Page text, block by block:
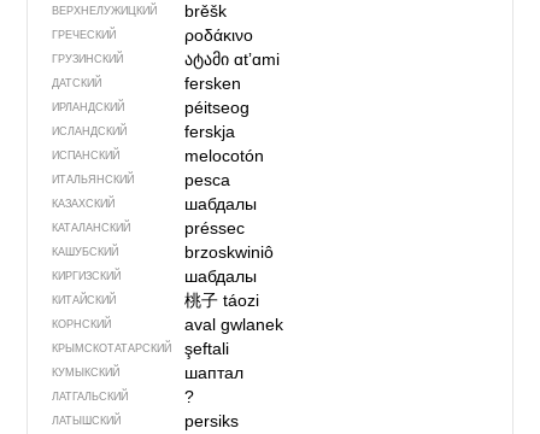
ВЕРХНЕЛУЖИЦКИЙ brěšk
ГРЕЧЕСКИЙ ροδάκινο
ГРУЗИНСКИЙ ატამიɑtʼɑmi
ДАТСКИЙ fersken
ИРЛАНДСКИЙ péitseog
ИСЛАНДСКИЙ ferskja
ИСПАНСКИЙ melocotón
ИТАЛЬЯНСКИЙ pesca
КАЗАХСКИЙ шабдалы
КАТАЛАНСКИЙ préssec
КАШУБСКИЙ brzoskwiniô
КИРГИЗСКИЙ шабдалы
КИТАЙСКИЙ 桃子táozi
КОРНСКИЙ aval gwlanek
КРЫМСКО­ТАТАРСКИЙ şeftali
КУМЫКСКИЙ шаптал
ЛАТГАЛЬСКИЙ ?
ЛАТЫШСКИЙ persiks